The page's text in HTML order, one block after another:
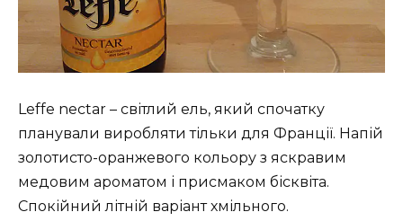
Leffe nectar – світлий ель, який спочатку
планували виробляти тільки для Франції. Напій
золотисто-оранжевого кольору з яскравим
медовим ароматом і присмаком бісквіта.
Спокійний літній варіант хмільного.